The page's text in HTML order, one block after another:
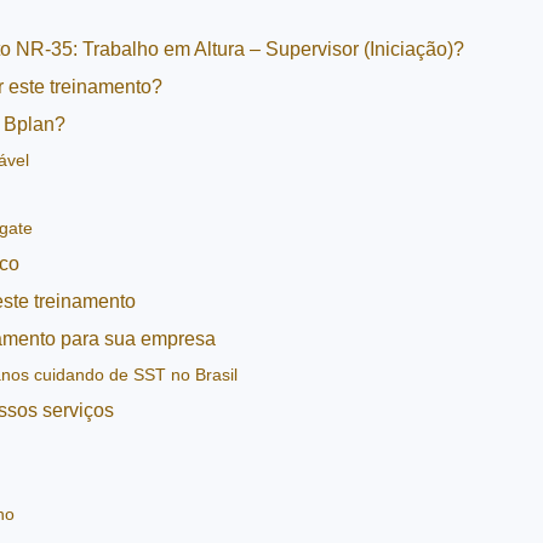
NR-35: Trabalho em Altura – Supervisor (Iniciação)?
este treinamento?
Bplan?
treinamento
para sua empresa
cuidando de SST no Brasil
serviços